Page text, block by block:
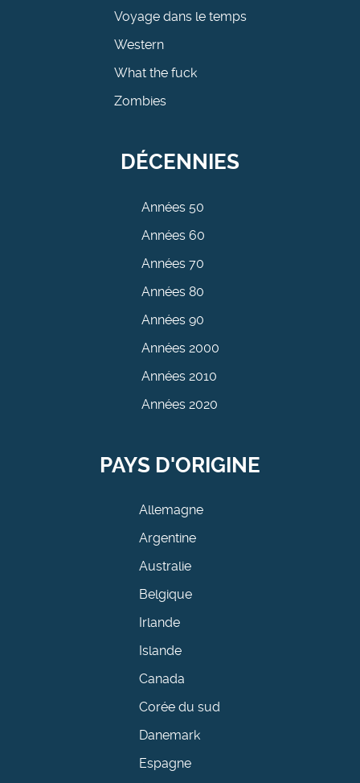
Voyage dans le temps
Western
What the fuck
Zombies
DÉCENNIES
Années 50
Années 60
Années 70
Années 80
Années 90
Années 2000
Années 2010
Années 2020
PAYS D'ORIGINE
Allemagne
Argentine
Australie
Belgique
Irlande
Islande
Canada
Corée du sud
Danemark
Espagne